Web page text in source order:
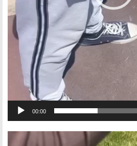
00:00
Видеоплеер